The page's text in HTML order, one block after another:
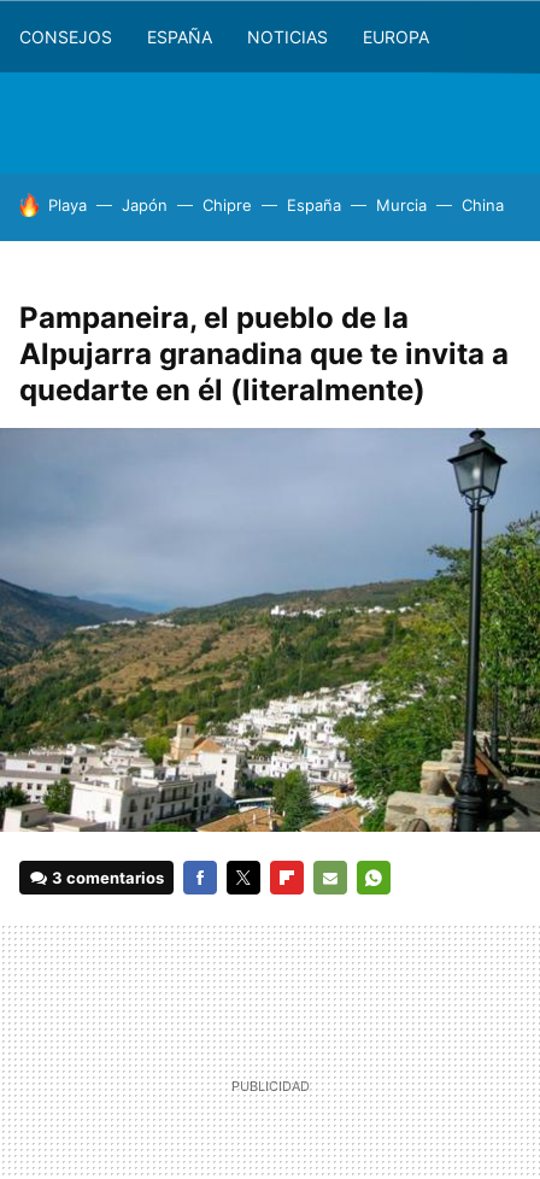
CONSEJOS ESPAÑA NOTICIAS EUROPA
HOY SE HABLA DE
Playa Japón Chipre España Murcia China
Pampaneira, el pueblo de la
Alpujarra granadina que te invita a
quedarte en él (literalmente)
3 comentarios
MAIL